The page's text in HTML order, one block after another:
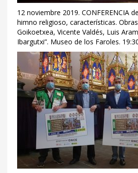
12 noviembre 2019. CONFERENCIA
himno religioso, características.
Goikoetxea, Vicente Valdés, Luis
Ibargutxi”. Museo de los Faroles.